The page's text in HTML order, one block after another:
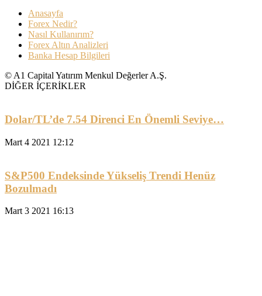
Anasayfa
Forex Nedir?
Nasıl Kullanırım?
Forex Altın Analizleri
Banka Hesap Bilgileri
© A1 Capital Yatırım Menkul Değerler A.Ş.
DİĞER İÇERİKLER
Dolar/TL’de 7.54 Direnci En Önemli Seviye…
Mart 4 2021 12:12
S&P500 Endeksinde Yükseliş Trendi Henüz
Bozulmadı
Mart 3 2021 16:13